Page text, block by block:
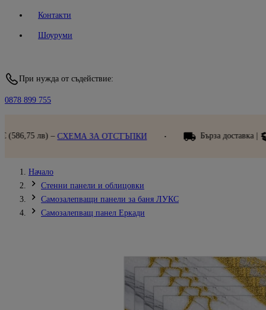
Контакти
Шоуруми
При нужда от съдействие:
0878 899 755
ЗА ОТСТЪПКИ Бърза доставка | Преглед при
Начало
Стенни панели и облицовки
Самозалепващи панели за баня ЛУКС
Самозалепващ панел Еркади